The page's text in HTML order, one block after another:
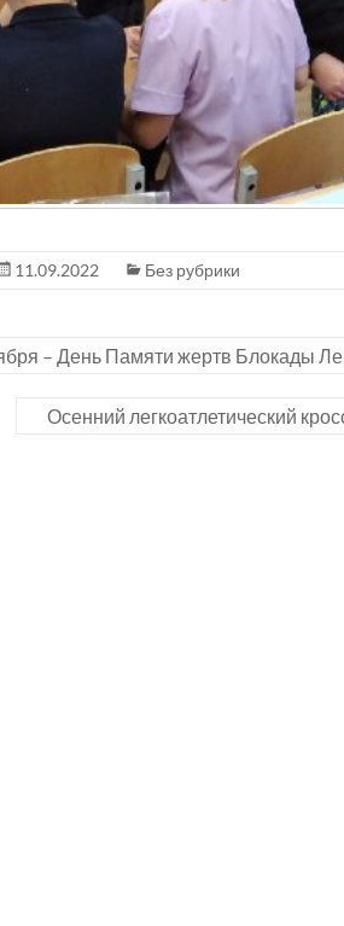
11.09.2022 Без рубрики
– День Памяти жертв Блокады
Осенний легкоатлетический